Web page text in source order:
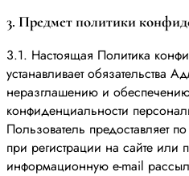
3. Предмет политики
3.1. Настоящая Политика
устанавливает обязательства
неразглашению и
конфиденциальности
Пользователь предоставляет
при регистрации на сайте или
информационную e-mail